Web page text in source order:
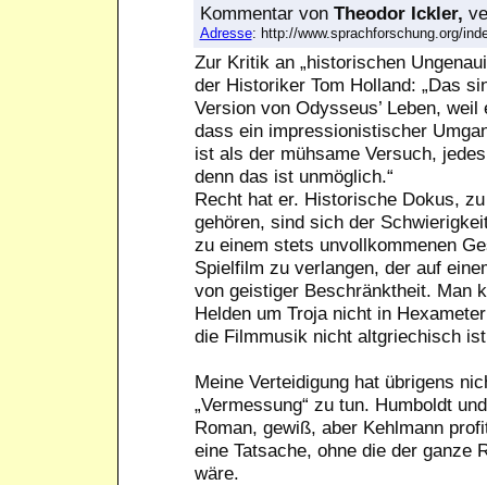
Kommentarvon Theodor Ickler,
Adresse: http://www.sprachforschung.org/
Zur Kritik an „historischen
der Historiker Tom Holland: „Das
Version von Odysseus’ Leben,
dass ein impressionistischer
ist als der mühsame Versuch,
denn das ist unmöglich.“
Recht hat er. Historische Dokus,
gehören, sind sich der
zu einem stets unvollkommenen
Spielfilm zu verlangen, der auf
von geistiger Beschränktheit. Man
Helden um Troja nicht in
die Filmmusik nicht altgriechisch
Meine Verteidigung hat übrigens
„Vermessung“ zu tun. Humboldt
Roman, gewiß, aber Kehlmann
eine Tatsache, ohne die der ganze
wäre.